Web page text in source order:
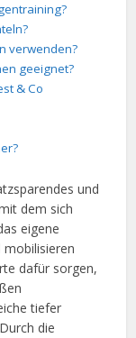
verwenden?
geeignet?
& Co
und
dem sich
eigene
dafür sorgen,
tiefer
die